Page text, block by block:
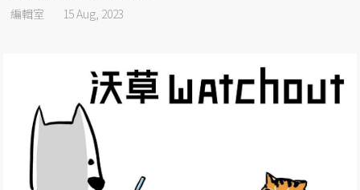
編輯室 15 Aug, 2023